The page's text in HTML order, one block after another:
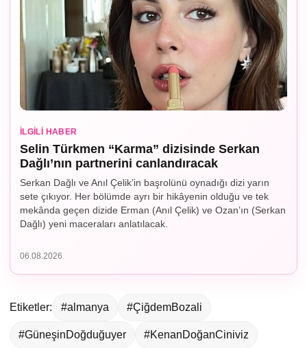
İLGILI HABER
Selin Türkmen “Karma” dizisinde Serkan
Dağlı’nın partnerini canlandıracak
Serkan Dağlı ve Anıl Çelik’in başrolünü oynadığı dizi yarın
sete çıkıyor. Her bölümde ayrı bir hikâyenin olduğu ve tek
mekânda geçen dizide Erman (Anıl Çelik) ve Ozan’ın (Serkan
Dağlı) yeni maceraları anlatılacak.
06.08.2026
Etiketler: #almanya #ÇiğdemBozali
#GüneşinDoğduğuyer #KenanDoğanCiniviz